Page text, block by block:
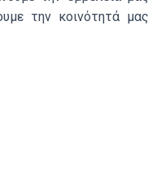
την κοινότητά μας